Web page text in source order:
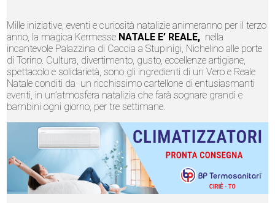
Mille iniziative, eventi e curiosità natalizie animeranno per il terzo
anno, la magica Kermesse NATALE E’ REALE, nella
incantevole Palazzina di Caccia a Stupinigi, Nichelino alle porte
di Torino. Cultura, divertimento, gusto, eccellenze artigiane,
spettacolo e solidarietà, sono gli ingredienti di un Vero e Reale
Natale conditi da un ricchissimo cartellone di entusiasmanti
eventi, in un’atmosfera natalizia che farà sognare grandi e
bambini ogni giorno, per tre settimane.